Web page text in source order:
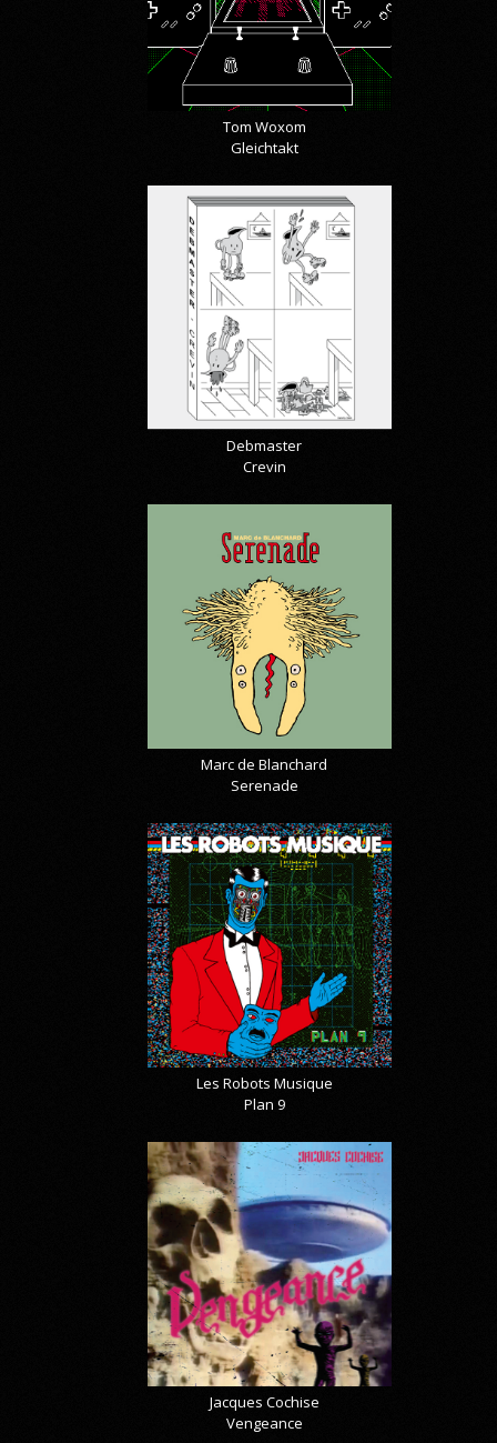
Tom Woxom
Gleichtakt
Debmaster
Crevin
Marc de Blanchard
Serenade
Les Robots Musique
Plan 9
Jacques Cochise
Vengeance